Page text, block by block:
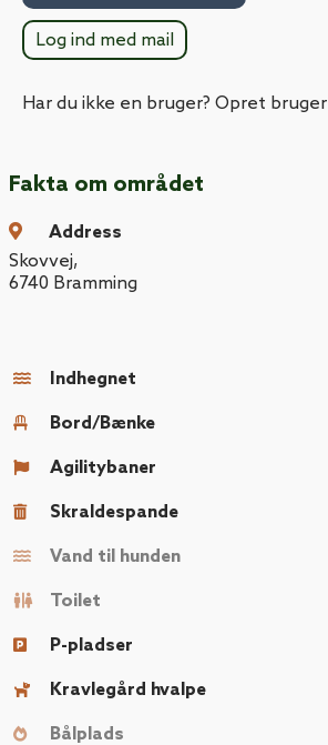
Log ind med mail
Har du ikke en bruger? Opret bruger
Fakta om området
Address
Skovvej,
6740 Bramming
Indhegnet
Bord/Bænke
Agilitybaner
Skraldespande
Vand til hunden
Toilet
P-pladser
Kravlegård hvalpe
Bålplads